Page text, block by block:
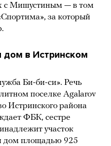
с Мишустиным — в том
за который
дом в Истринском
Би-би-си». Речь
поселке Agalarov
Истринского района
ФБК, сестре
участок
дом площадью 925